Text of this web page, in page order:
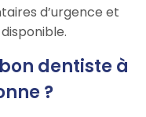
d’urgence et
dentiste à
?